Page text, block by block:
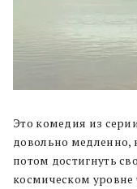
Это комедия из серии
довольно медленно,
потом достигнуть
космическом уровне